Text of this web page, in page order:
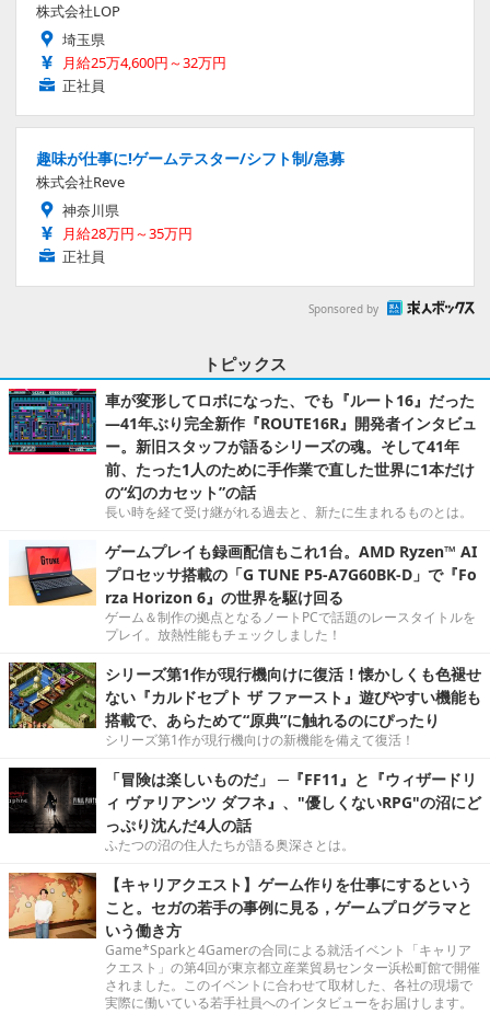
株式会社LOP
埼玉県
月給25万4,600円～32万円
正社員
趣味が仕事に!ゲームテスター/シフト制/急募
株式会社Reve
神奈川県
月給28万円～35万円
正社員
Sponsored by
トピックス
車が変形してロボになった、でも『ルート16』だった
―41年ぶり完全新作『ROUTE16R』開発者インタビュ
ー。新旧スタッフが語るシリーズの魂。そして41年
前、たった1人のために手作業で直した世界に1本だけ
の“幻のカセット”の話
長い時を経て受け継がれる過去と、新たに生まれるものとは。
ゲームプレイも録画配信もこれ1台。AMD Ryzen™ AI
プロセッサ搭載の「G TUNE P5-A7G60BK-D」で『Fo
rza Horizon 6』の世界を駆け回る
ゲーム＆制作の拠点となるノートPCで話題のレースタイトルを
プレイ。放熱性能もチェックしました！
シリーズ第1作が現行機向けに復活！懐かしくも色褪せ
ない『カルドセプト ザ ファースト』遊びやすい機能も
搭載で、あらためて“原典”に触れるのにぴったり
シリーズ第1作が現行機向けの新機能を備えて復活！
「冒険は楽しいものだ」 ─『FF11』と『ウィザードリ
ィ ヴァリアンツ ダフネ』、"優しくないRPG"の沼にど
っぷり沈んだ4人の話
ふたつの沼の住人たちが語る奥深さとは。
【キャリアクエスト】ゲーム作りを仕事にするという
こと。セガの若手の事例に見る，ゲームプログラマと
いう働き方
Game*Sparkと4Gamerの合同による就活イベント「キャリア
クエスト」の第4回が東京都立産業貿易センター浜松町館で開催
されました。このイベントに合わせて取材した、各社の現場で
実際に働いている若手社員へのインタビューをお届けします。